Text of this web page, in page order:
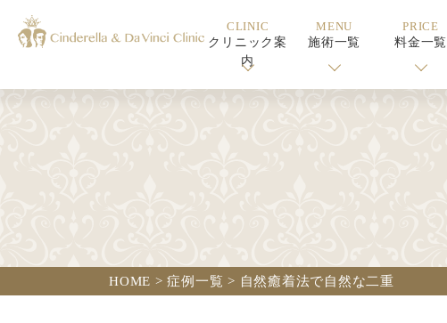
CLINIC
クリニック案
内
MENU
施術一覧
PRICE
料金一覧
HOME >症例一覧 > 自然癒着法で自然な二重